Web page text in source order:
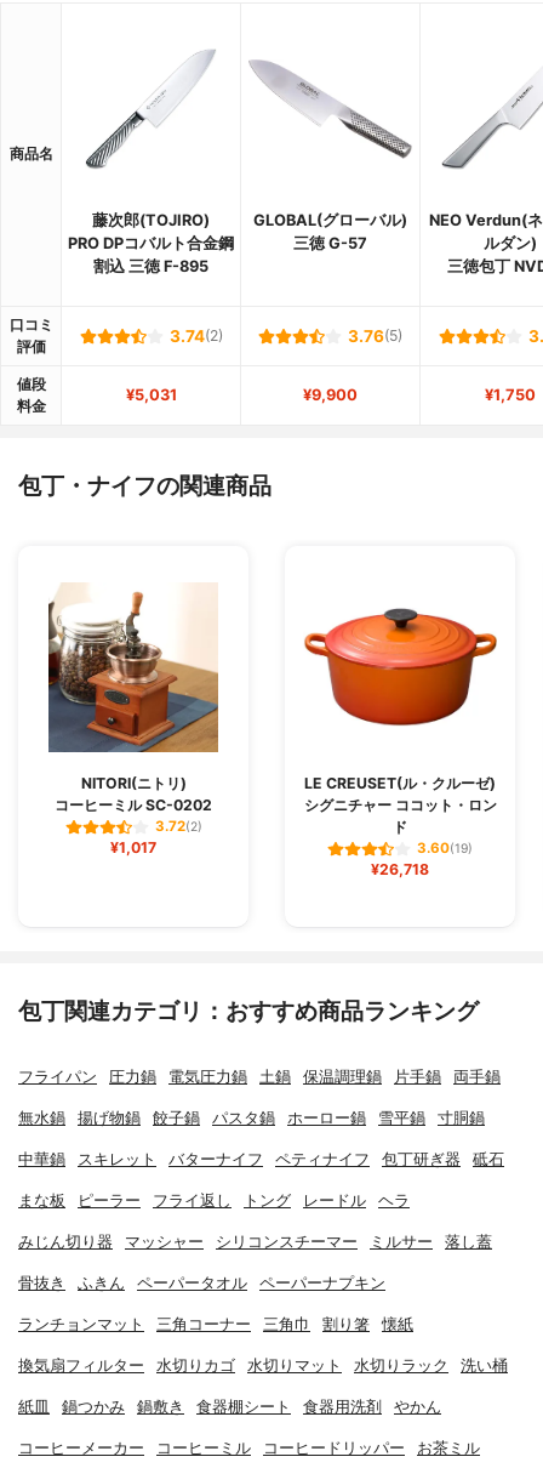
商品名
藤次郎(TOJIRO)
PRO DPコバルト合金鋼
割込 三徳 F-895
GLOBAL(グローバル)
三徳 G-57
NEO Verdun(
ルダン)
三徳包丁
口コミ
評価
3.74(2) 3.76(5)
値段
料金
¥5,031 ¥9,900 ¥1,750
包丁・ナイフの関連商品
NITORI(ニトリ)
コーヒーミル SC-0202
3.72(2)
¥1,017
LE CREUSET(ル・クルーゼ)
シグニチャー ココット・ロン
ド
3.60(19)
¥26,718
包丁関連カテゴリ：おすすめ商品ランキング
フライパン 圧力鍋 電気圧力鍋 土鍋 保温調理鍋 片手鍋 両手鍋
無水鍋 揚げ物鍋 餃子鍋 パスタ鍋 ホーロー鍋 雪平鍋 寸胴鍋
中華鍋 スキレット バターナイフ ペティナイフ 包丁研ぎ器 砥石
まな板 ピーラー フライ返し トング レードル ヘラ
みじん切り器 マッシャー シリコンスチーマー ミルサー 落し蓋
骨抜き ふきん ペーパータオル ペーパーナプキン
ランチョンマット 三角コーナー 三角巾 割り箸 懐紙
換気扇フィルター 水切りカゴ 水切りマット 水切りラック 洗い桶
紙皿 鍋つかみ 鍋敷き 食器棚シート 食器用洗剤 やかん
コーヒーメーカー コーヒーミル コーヒードリッパー お茶ミル